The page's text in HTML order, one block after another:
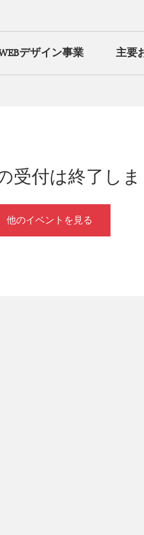
デザイン事業 主要
受付は終了しま
他のイベントを見る